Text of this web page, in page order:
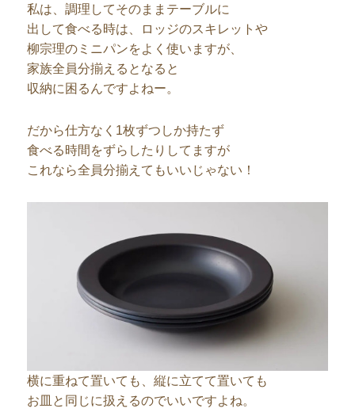
私は、調理してそのままテーブルに
出して食べる時は、ロッジのスキレットや
柳宗理のミニパンをよく使いますが、
家族全員分揃えるとなると
収納に困るんですよねー。
だから仕方なく1枚ずつしか持たず
食べる時間をずらしたりしてますが
これなら全員分揃えてもいいじゃない！
横に重ねて置いても、縦に立てて置いても
お皿と同じに扱えるのでいいですよね。